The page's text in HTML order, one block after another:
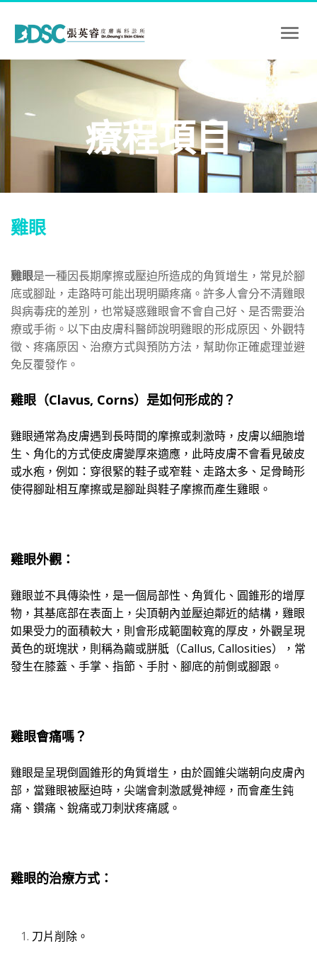
Toggle
療程項目
雞眼
雞眼是一種因長期摩擦或壓迫所造成的角質增生，常見於腳
底或腳趾，走路時可能出現明顯疼痛。許多人會分不清雞眼
與病毒疣的差別，也常疑惑雞眼會不會自己好、是否需要治
療或手術。以下由皮膚科醫師說明雞眼的形成原因、外觀特
徵、疼痛原因、治療方式與預防方法，幫助你正確處理並避
免反覆發作。
雞眼（Clavus, Corns）是如何形成的？
雞眼通常為皮膚遇到長時間的摩擦或刺激時，皮膚以細胞增
生、角化的方式使皮膚變厚來適應，此時皮膚不會看見破皮
或水疱，例如：穿很緊的鞋子或窄鞋、走路太多、足骨畸形
使得腳趾相互摩擦或是腳趾與鞋子摩擦而產生雞眼。
雞眼外觀：
雞眼並不具傳染性，是一個局部性、角質化、圓錐形的增厚
物，其基底部在表面上，尖頂朝內並壓迫鄰近的結構，雞眼
如果受力的面積較大，則會形成範圍較寬的厚皮，外觀呈現
黃色的斑塊狀，則稱為繭或胼胝 （Callus, Callosities），常
發生在膝蓋、手掌、指節、手肘、腳底的前側或腳跟 。
雞眼會痛嗎？
雞眼是呈現倒圓錐形的角質增生，由於圓錐尖端朝向皮膚內
部，當雞眼被壓迫時，尖端會刺激感覺神經，而會產生鈍
痛、鑽痛、銳痛或刀刺狀疼痛感。
雞眼的治療方式：
刀片削除。